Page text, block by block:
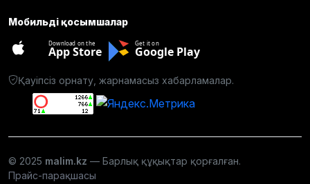
Мобильді қосымшалар
Download on the
App Store
Get it on
Google Play
Қауіпсіз орнату, жарнамасыз хабарламалар.
© 2025 malim.kz — Барлық құқықтар қорғалған.
Прайс-парақшасы